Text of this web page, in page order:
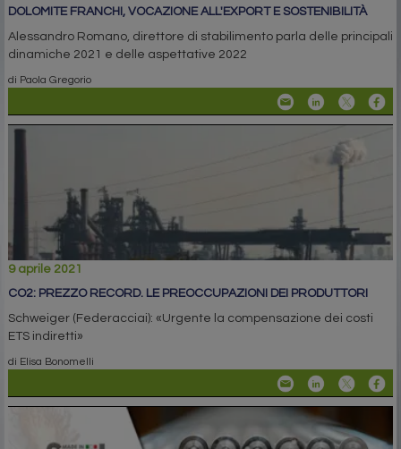
DOLOMITE FRANCHI, VOCAZIONE ALL'EXPORT E SOSTENIBILITÀ
Alessandro Romano, direttore di stabilimento parla delle principali
dinamiche 2021 e delle aspettative 2022
di Paola Gregorio
9 aprile 2021
CO2: PREZZO RECORD. LE PREOCCUPAZIONI DEI PRODUTTORI
Schweiger (Federacciai): «Urgente la compensazione dei costi
ETS indiretti»
di Elisa Bonomelli